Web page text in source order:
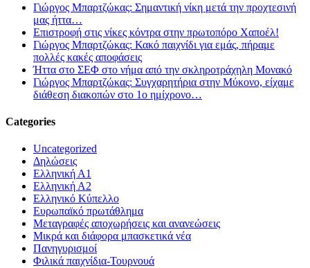
Γιώργος Μπαρτζώκας: Σημαντική νίκη μετά την προχτεσινή
μας ήττα…
Επιστροφή στις νίκες κόντρα στην πρωτοπόρο Χαποέλ!
Γιώργος Μπαρτζώκας: Κακό παιχνίδι για εμάς, πήραμε
πολλές κακές αποφάσεις
Ήττα στο ΣΕΦ στο νήμα από την σκληροτράχηλη Μονακό
Γιώργος Μπαρτζώκας: Συγχαρητήρια στην Μύκονο, είχαμε
διάθεση διακοπών στο 1ο ημίχρονο…
Categories
Uncategorized
Δηλώσεις
Ελληνική Α1
Ελληνική Α2
Ελληνικό Κύπελλο
Ευρωπαϊκό πρωτάθλημα
Μεταγραφές αποχωρήσεις και ανανεώσεις
Μικρά και διάφορα μπασκετικά νέα
Πανηγυρισμοί
Φιλικά παιχνίδια-Τουρνουά